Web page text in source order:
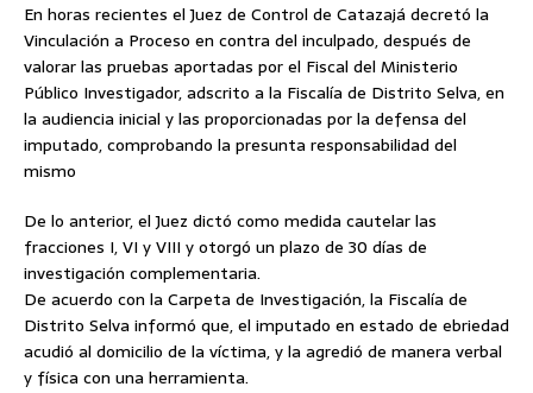
En horas recientes el Juez de Control de Catazajá decretó la
Vinculación a Proceso en contra del inculpado, después de
valorar las pruebas aportadas por el Fiscal del Ministerio
Público Investigador, adscrito a la Fiscalía de Distrito Selva, en
la audiencia inicial y las proporcionadas por la defensa del
imputado, comprobando la presunta responsabilidad del
mismo
De lo anterior, el Juez dictó como medida cautelar las
fracciones I, VI y VIII y otorgó un plazo de 30 días de
investigación complementaria.
De acuerdo con la Carpeta de Investigación, la Fiscalía de
Distrito Selva informó que, el imputado en estado de ebriedad
acudió al domicilio de la víctima, y la agredió de manera verbal
y física con una herramienta.